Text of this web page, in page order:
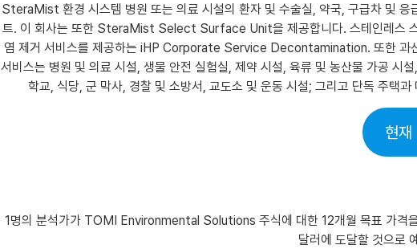
SteraMist 환경 시스템 병원 또는 의료 시설의 환자 및 수술실, 약국, 구급차 및
트. 이 회사는 또한 SteraMist Select Surface Unit을 제공합니다. 스테인레스
염 제거 서비스를 제공하는 iHP Corporate Service Decontamination. 또한 과
서비스는 병원 및 의료 시설, 생물 안전 실험실, 제약 시설, 육류 및 농산물 가공 시
학교, 식당, 군 막사, 경찰 및 소방서, 교도소 및 운동 시설; 그리고 단독 주
현재
1명의 분석가가 TOMI Environmental Solutions 주식에 대한 12개월 목표 가격
달러에 도달할 것으로